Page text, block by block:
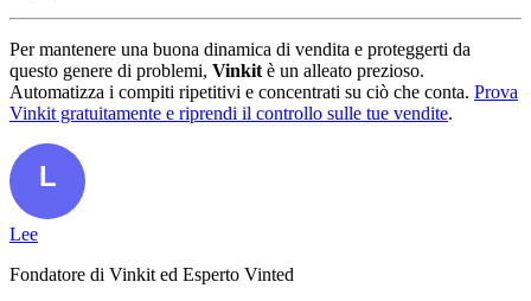
Per mantenere una buona dinamica di vendita e proteggerti da
questo genere di problemi, Vinkit è un alleato prezioso.
Automatizza i compiti ripetitivi e concentrati su ciò che conta. Prova
Vinkit gratuitamente e riprendi il controllo sulle tue vendite.
Lee
Fondatore di Vinkit ed Esperto Vinted